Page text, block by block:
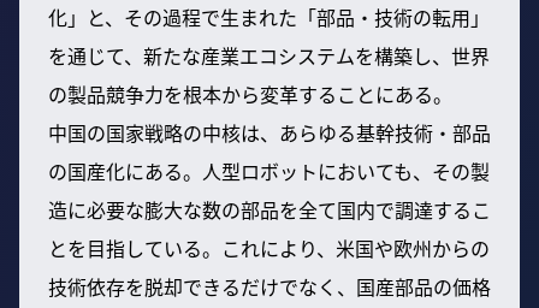
化」と、その過程で生まれた「部品・技術の転用」
を通じて、新たな産業エコシステムを構築し、世界
の製品競争力を根本から変革することにある。
中国の国家戦略の中核は、あらゆる基幹技術・部品
の国産化にある。人型ロボットにおいても、その製
造に必要な膨大な数の部品を全て国内で調達するこ
とを目指している。これにより、米国や欧州からの
技術依存を脱却できるだけでなく、国産部品の価格